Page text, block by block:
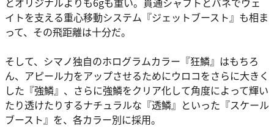
イトを支える重心移動システム『ジェットブースト』も相ま
って、その飛距離は十分だ。
そして、シマノ独自のホログラムカラー『狂鱗』はもちろ
ん、アピール力をアップさせるためにウロコをさらに大きく
した『強鱗』、さらに強鱗をクリア化して角度によって輝い
たり透けたりするナチュラルな『透鱗』といった『スケール
ブースト』を、各カラー別に採用。